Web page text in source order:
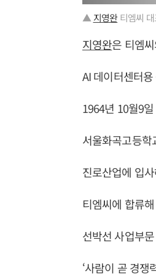
▲ 지영완티엠씨 대
지영완은 티엠
AI 데이터센터
1964년 10월9
서울화곡고등
진로산업에 입
티엠씨에 합류
선박선 사업부
‘사람이 곧 경쟁